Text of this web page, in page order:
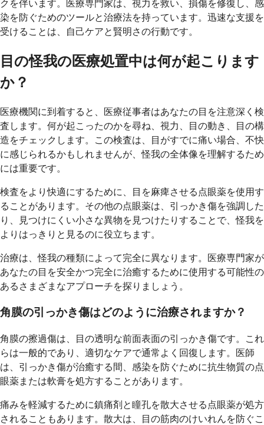
クを伴います。医療専門家は、視力を救い、損傷を修復し、感
染を防ぐためのツールと治療法を持っています。迅速な支援を
受けることは、自己ケアと賢明さの行動です。
目の怪我の医療処置中は何が起こります
か？
医療機関に到着すると、医療従事者はあなたの目を注意深く検
査します。何が起こったのかを尋ね、視力、目の動き、目の構
造をチェックします。この検査は、目がすでに痛い場合、不快
に感じられるかもしれませんが、怪我の全体像を理解するため
には重要です。
検査をより快適にするために、目を麻痺させる点眼薬を使用す
ることがあります。その他の点眼薬は、引っかき傷を強調した
り、見つけにくい小さな異物を見つけたりすることで、怪我を
よりはっきりと見るのに役立ちます。
治療は、怪我の種類によって完全に異なります。医療専門家が
あなたの目を安全かつ完全に治癒するために使用する可能性の
あるさまざまなアプローチを探りましょう。
角膜の引っかき傷はどのように治療されますか？
角膜の擦過傷は、目の透明な前面表面の引っかき傷です。これ
らは一般的であり、適切なケアで通常よく回復します。医師
は、引っかき傷が治癒する間、感染を防ぐために抗生物質の点
眼薬または軟膏を処方することがあります。
痛みを軽減するために鎮痛剤と瞳孔を散大させる点眼薬が処方
されることもあります。散大は、目の筋肉のけいれんを防ぐこ